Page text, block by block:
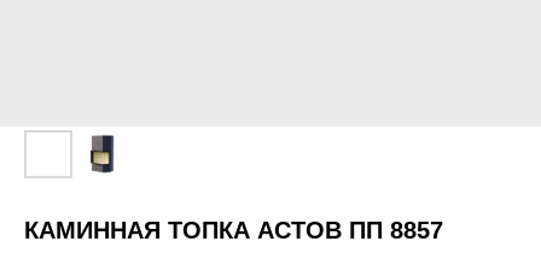
КАМИННАЯ ТОПКА АСТОВ ПП 8857